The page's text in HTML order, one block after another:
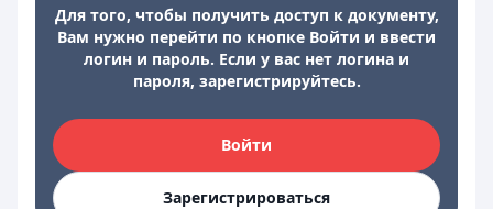
Для того, чтобы получить доступ к документу,
Вам нужно перейти по кнопке Войти и ввести
логин и пароль. Если у вас нет логина и
пароля, зарегистрируйтесь.
Войти
Зарегистрироваться